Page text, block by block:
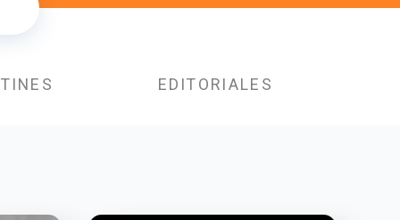
EDITORIALES